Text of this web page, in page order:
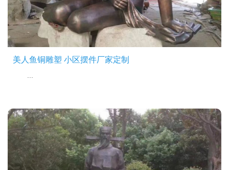
美人鱼铜雕塑 小区摆件厂家定制